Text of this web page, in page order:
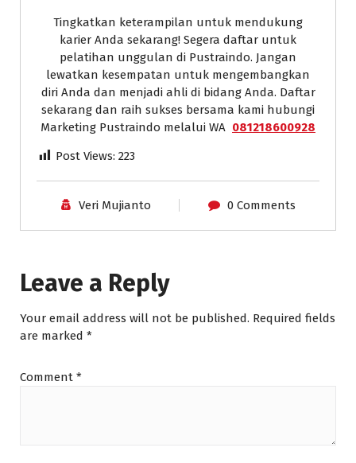
Tingkatkan keterampilan untuk mendukung
karier Anda sekarang! Segera daftar untuk
pelatihan unggulan di Pustraindo. Jangan
lewatkan kesempatan untuk mengembangkan
diri Anda dan menjadi ahli di bidang Anda. Daftar
sekarang dan raih sukses bersama kami hubungi
Marketing Pustraindo melalui WA 081218600928
Post Views: 223
Veri Mujianto 0 Comments
Leave a Reply
Your email address will not be published. Required fields
are marked *
Comment *